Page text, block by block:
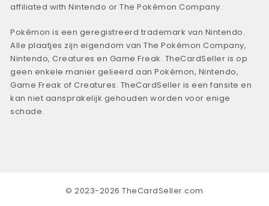
affiliated with Nintendo or The Pokémon Company.
Pokémon is een geregistreerd trademark van Nintendo.
Alle plaatjes zijn eigendom van The Pokémon Company,
Nintendo, Creatures en Game Freak. TheCardSeller is op
geen enkele manier gelieerd aan Pokémon, Nintendo,
Game Freak of Creatures. TheCardSeller is een fansite en
kan niet aansprakelijk gehouden worden voor enige
schade.
© 2023-2026 TheCardSeller.com